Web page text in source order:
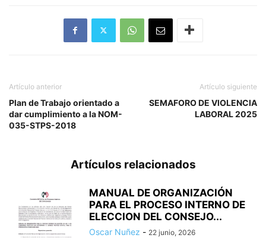
Artículo anterior
Plan de Trabajo orientado a
dar cumplimiento a la NOM-
035-STPS-2018
Artículo siguiente
SEMAFORO DE VIOLENCIA
LABORAL 2025
Artículos relacionados
MANUAL DE ORGANIZACIÓN
PARA EL PROCESO INTERNO DE
ELECCION DEL CONSEJO...
Oscar Nuñez - 22 junio, 2026